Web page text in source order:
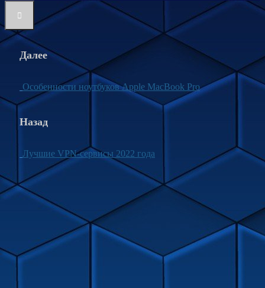
Далее
Особенности ноутбуков Apple MacBook Pro
Назад
Лучшие VPN-сервисы 2022 года